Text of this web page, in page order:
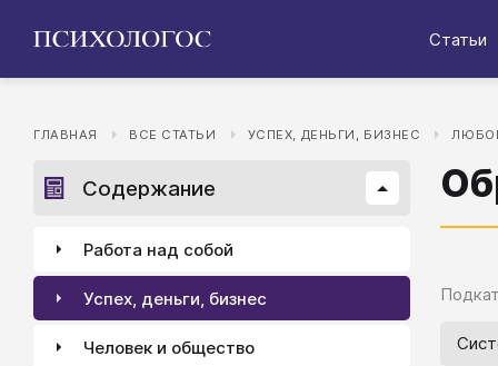
Статьи
ГЛАВНАЯ ВСЕ СТАТЬИ УСПЕХ, ДЕНЬГИ, БИЗНЕС
Содержание
Работа над собой
Успех, деньги, бизнес
Человек и общество